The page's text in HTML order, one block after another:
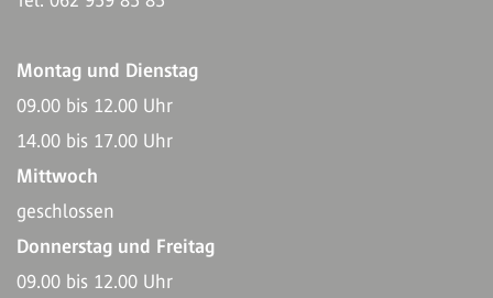
Montag und Dienstag
09.00 bis 12.00 Uhr
14.00 bis 17.00 Uhr
Mittwoch
geschlossen
Donnerstag und Freitag
09.00 bis 12.00 Uhr